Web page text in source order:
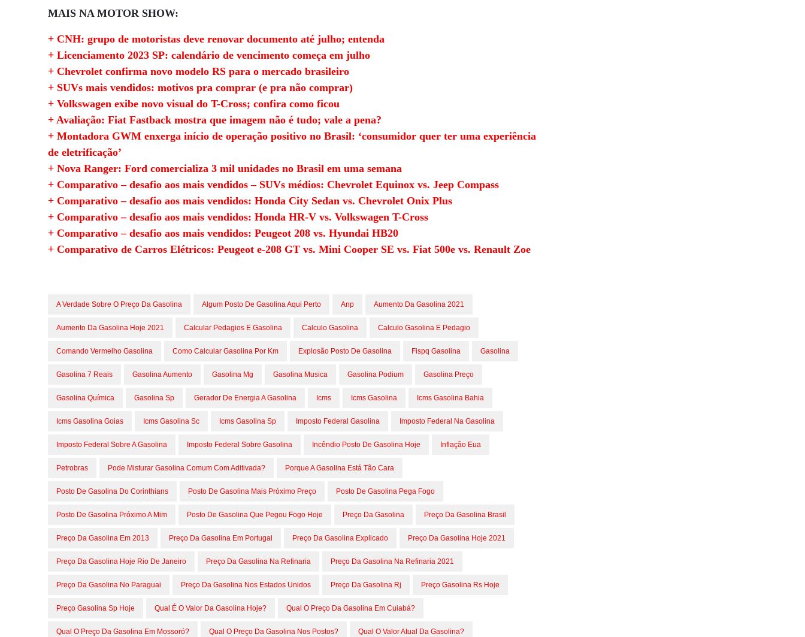
MAIS NA MOTOR SHOW:
+ CNH: grupo de motoristas deve renovar documento até julho; entenda
+ Licenciamento 2023 SP: calendário de vencimento começa em julho
+ Chevrolet confirma novo modelo RS para o mercado brasileiro
+ SUVs mais vendidos: motivos pra comprar (e pra não comprar)
+ Volkswagen exibe novo visual do T-Cross; confira como ficou
+ Avaliação: Fiat Fastback mostra que imagem não é tudo; vale a pena?
+ Montadora GWM enxerga início de operação positivo no Brasil: ‘consumidor quer ter uma experiência
de eletrificação’
+ Nova Ranger: Ford comercializa 3 mil unidades no Brasil em uma semana
+ Comparativo – desafio aos mais vendidos – SUVs médios: Chevrolet Equinox vs. Jeep Compass
+ Comparativo – desafio aos mais vendidos: Honda City Sedan vs. Chevrolet Onix Plus
+ Comparativo – desafio aos mais vendidos: Honda HR-V vs. Volkswagen T-Cross
+ Comparativo – desafio aos mais vendidos: Peugeot 208 vs. Hyundai HB20
+ Comparativo de Carros Elétricos: Peugeot e-208 GT vs. Mini Cooper SE vs. Fiat 500e vs. Renault Zoe
A Verdade Sobre O Preço Da Gasolina Algum Posto De Gasolina Aqui Perto Anp Aumento Da Gasolina 2021
Aumento Da Gasolina Hoje 2021 Calcular Pedagios E Gasolina Calculo Gasolina Calculo Gasolina E Pedagio
Comando Vermelho Gasolina Como Calcular Gasolina Por Km Explosão Posto De Gasolina Fispq Gasolina Gasolina
Gasolina 7 Reais Gasolina Aumento Gasolina Mg Gasolina Musica Gasolina Podium Gasolina Preço
Gasolina Química Gasolina Sp Gerador De Energia A Gasolina Icms Icms Gasolina Icms Gasolina Bahia
Icms Gasolina Goias Icms Gasolina Sc Icms Gasolina Sp Imposto Federal Gasolina Imposto Federal Na Gasolina
Imposto Federal Sobre A Gasolina Imposto Federal Sobre Gasolina Incêndio Posto De Gasolina Hoje Inflação Eua
Petrobras Pode Misturar Gasolina Comum Com Aditivada? Porque A Gasolina Está Tão Cara
Posto De Gasolina Do Corinthians Posto De Gasolina Mais Próximo Preço Posto De Gasolina Pega Fogo
Posto De Gasolina Próximo A Mim Posto De Gasolina Que Pegou Fogo Hoje Preço Da Gasolina Preço Da Gasolina Brasil
Preço Da Gasolina Em 2013 Preço Da Gasolina Em Portugal Preço Da Gasolina Explicado Preço Da Gasolina Hoje 2021
Preço Da Gasolina Hoje Rio De Janeiro Preço Da Gasolina Na Refinaria Preço Da Gasolina Na Refinaria 2021
Preço Da Gasolina No Paraguai Preço Da Gasolina Nos Estados Unidos Preço Da Gasolina Rj Preço Gasolina Rs Hoje
Preço Gasolina Sp Hoje Qual É O Valor Da Gasolina Hoje? Qual O Preço Da Gasolina Em Cuiabá?
Qual O Preço Da Gasolina Em Mossoró? Qual O Preço Da Gasolina Nos Postos? Qual O Valor Atual Da Gasolina?